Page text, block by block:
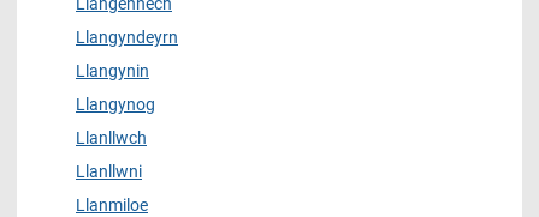
Llangennech
Llangyndeyrn
Llangynin
Llangynog
Llanllwch
Llanllwni
Llanmiloe